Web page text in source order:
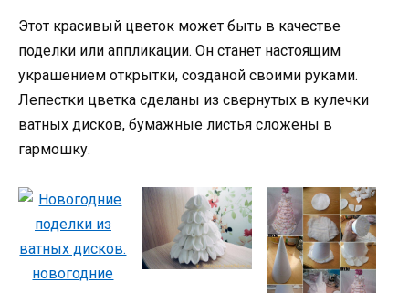
Этот красивый цветок может быть в качестве
поделки или аппликации. Он станет настоящим
украшением открытки, созданой своими руками.
Лепестки цветка сделаны из свернутых в кулечки
ватных дисков, бумажные листья сложены в
гармошку.